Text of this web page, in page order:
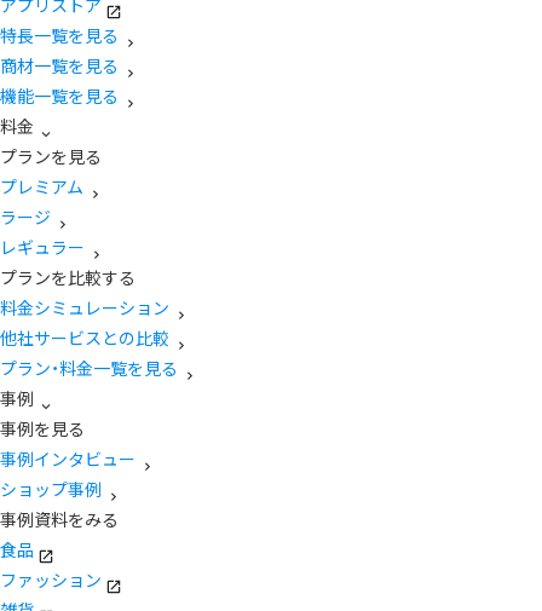
アプリストア
特長一覧を見る
商材一覧を見る
機能一覧を見る
料金
プランを見る
プレミアム
ラージ
レギュラー
プランを比較する
料金シミュレーション
他社サービスとの比較
プラン・料金一覧を見る
事例
事例を見る
事例インタビュー
ショップ事例
事例資料をみる
食品
ファッション